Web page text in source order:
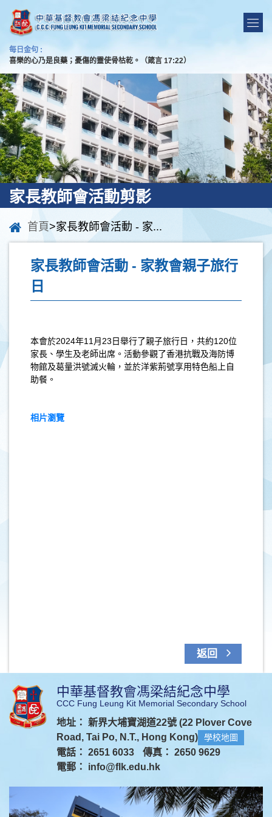
每日金句 :
喜樂的心乃是良藥；憂傷的靈使骨枯乾。（箴言 17:22）
家長教師會活動剪影
首頁>家長教師會活動 - 家...
家長教師會活動 - 家教會親子旅行
日
本會於2024年11 月 23 日舉行了親子旅行日，共約120位
家長、學生及老師出席。活動參觀了香港抗戰及海防博
物館及葛量洪號滅火輪，並於洋紫荊號享用特色船上自
助餐。
相片瀏覽
返回
中華基督教會馮梁結紀念中學
CCC Fung Leung Kit Memorial Secondary School
地址： 新界大埔寶湖道22號 (22 Plover Cove
Road, Tai Po, N.T., Hong Kong)
學校地圖
電話： 2651 6033
傳真： 2650 9629
電郵： info@flk.edu.hk